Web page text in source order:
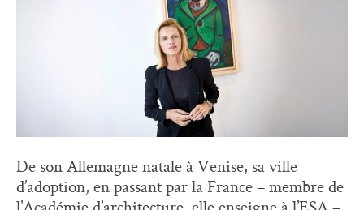
De son Allemagne natale à Venise, sa ville
d’adoption, en passant par la France – membre de